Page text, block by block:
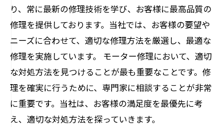
り、常に最新の修理技術を学び、お客様に最高品質の
修理を提供しております。当社では、お客様の要望や
ニーズに合わせて、適切な修理方法を厳選し、最適な
修理を実施しています。 モーター修理において、適切
な対処方法を見つけることが最も重要なことです。修
理を確実に行うために、専門家に相談することが非常
に重要です。当社は、お客様の満足度を最優先に考
え、適切な対処方法を探っていきます。